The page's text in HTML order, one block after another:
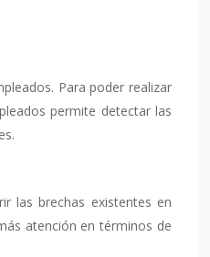
Para poder realizar
permite detectar las
las brechas existentes en
atención en términos de